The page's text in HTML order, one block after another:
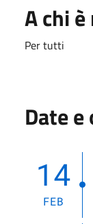
A chi
Per tutti
Date
14
FEB